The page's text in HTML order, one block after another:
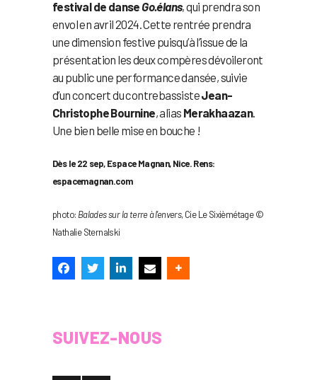
festival de danse Go.élans, qui prendra son
envol en avril 2024. Cette rentrée prendra
une dimension festive puisqu’à l’issue de la
présentation les deux compères dévoileront
au public une performance dansée, suivie
d’un concert du contrebassisteJean-
Christophe Bournine, alias Merakhaazan.
Une bien belle mise en bouche !
Dès le 22 sep, Espace Magnan, Nice. Rens:
espacemagnan.com
photo: Balades sur la terre à l’envers, Cie Le Sixièmétage ©
Nathalie Sternalski
SUIVEZ-NOUS